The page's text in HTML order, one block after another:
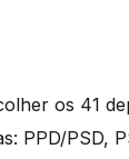
os 41
PPD/PSD,